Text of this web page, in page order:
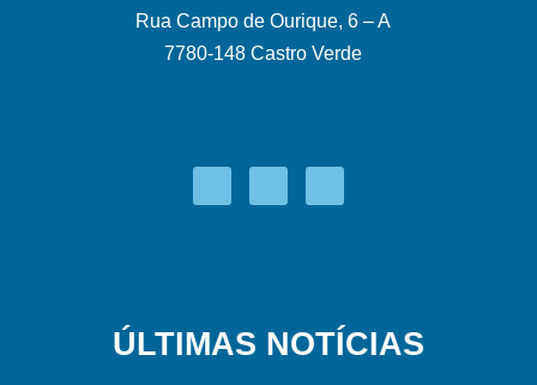
Rua Campo de Ourique, 6 – A
7780-148 Castro Verde
ÚLTIMAS NOTÍCIAS